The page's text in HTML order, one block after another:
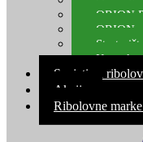
ORION
ORION
Start
Kontakt
Savjeti za ribolov
Akcija
Ribolovne